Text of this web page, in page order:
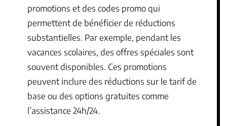
promotions et des codes promo qui
permettent de bénéficier de réductions
substantielles. Par exemple, pendant les
vacances scolaires, des offres spéciales sont
souvent disponibles. Ces promotions
peuvent inclure des réductions sur le tarif de
base ou des options gratuites comme
l’assistance 24h/24.